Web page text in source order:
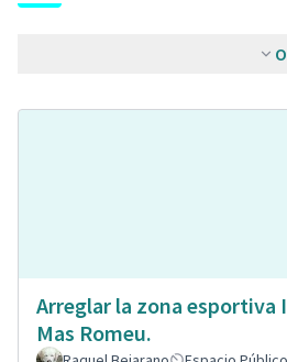
Arreglar la zona esportiva
Mas Romeu.